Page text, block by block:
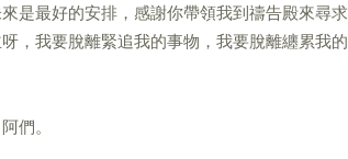
是最好的安排，感謝你帶領我到禱告殿來尋
，我要脫離緊追我的事物，我要脫離纏累我
們。